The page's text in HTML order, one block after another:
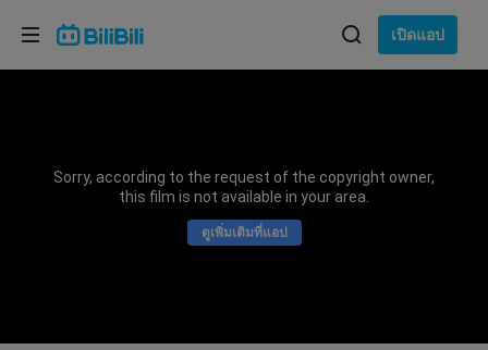
เปิดแอป
Sorry, according to the request of the copyright owner,
this film is not available in your area.
ดูเพิ่มเติมที่แอป
เลือกภาษา